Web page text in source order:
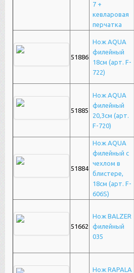
7 +
кевларовая
перчатка
51886
Нож AQUA
филейный
18см (арт. F-
722)
51885
Нож AQUA
филейный
20,3см (арт.
F-720)
51884
Нож AQUA
филейный c
чехлом в
блистере,
18см (арт. F-
606S)
51662
Нож BALZER
филейный
035
Нож RAPALA